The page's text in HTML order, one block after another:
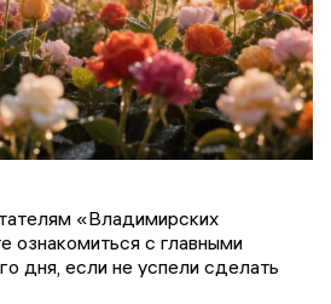
«Владимирских
ознакомиться с главными
дня, если не успели сделать